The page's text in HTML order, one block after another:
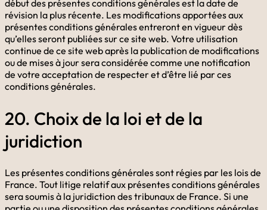
début des présentes conditions générales est la date de
révision la plus récente. Les modifications apportées aux
présentes conditions générales entreront en vigueur dès
qu’elles seront publiées sur ce site web. Votre utilisation
continue de ce site web après la publication de modifications
ou de mises à jour sera considérée comme une notification
de votre acceptation de respecter et d’être lié par ces
conditions générales.
20. Choix de la loi et de la
juridiction
Les présentes conditions générales sont régies par les lois de
France. Tout litige relatif aux présentes conditions générales
sera soumis à la juridiction des tribunaux de France. Si une